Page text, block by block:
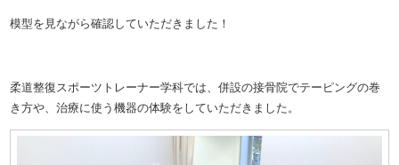
模型を見ながら確認していただきました！
柔道整復スポーツトレーナー学科では、併設の接骨院でテーピングの巻
き方や、治療に使う機器の体験をしていただきました。